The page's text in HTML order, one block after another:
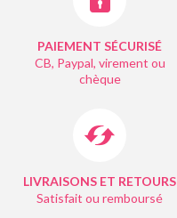
PAIEMENT SÉCURISÉ
CB, Paypal, virement ou
chèque
LIVRAISONS ET RETOURS
Satisfait ou remboursé